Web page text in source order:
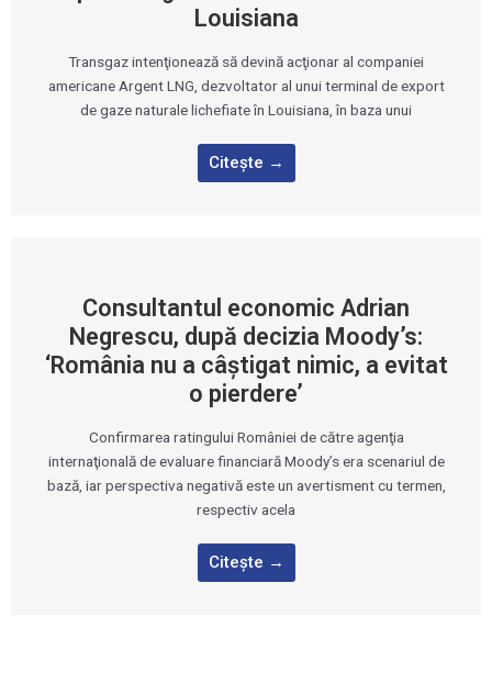
Louisiana
Transgaz intenţionează să devină acţionar al companiei
americane Argent LNG, dezvoltator al unui terminal de export
de gaze naturale lichefiate în Louisiana, în baza unui
Citește →
Consultantul economic Adrian
Negrescu, după decizia Moody’s:
‘România nu a câştigat nimic, a evitat
o pierdere’
Confirmarea ratingului României de către agenţia
internaţională de evaluare financiară Moody’s era scenariul de
bază, iar perspectiva negativă este un avertisment cu termen,
respectiv acela
Citește →